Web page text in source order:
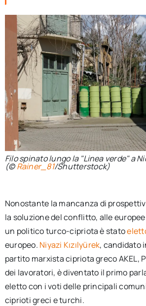
Filo spinato lungo la "Linea verde" a
(©Rainer_81/Shutterstock)
Nonostante la mancanza di
la soluzione del conflitto, alle
un politico turco-cipriota è stato
europeo. Niyazi Kızılyürek, candidato
partito marxista cipriota greco AKEL,
dei lavoratori, è diventato il primo
eletto con i voti delle principali
ciprioti greci e turchi.